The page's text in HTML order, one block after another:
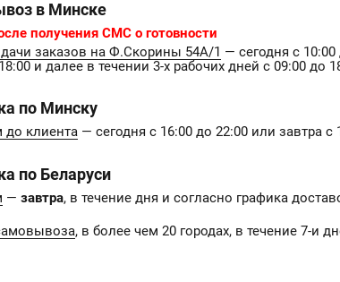
в Минске
получения СМС о готовности
заказов на Ф.Скорины 54А/1 — сегодня с
и далее в течении 3-х рабочих дней с 09:00 до
по Минску
до клиента — сегодня с 16:00 до 22:00 или завтра с
по Беларуси
— завтра, в течение дня и согласно графика
, в более чем 20 городах, в течение 7-и